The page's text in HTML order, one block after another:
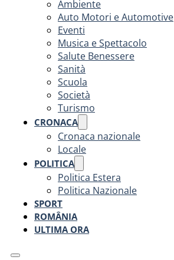
Ambiente
Auto Motori e Automotive
Eventi
Musica e Spettacolo
Salute Benessere
Sanità
Scuola
Società
Turismo
CRONACA
Cronaca nazionale
Locale
POLITICA
Politica Estera
Politica Nazionale
SPORT
ROMÂNIA
ULTIMA ORA